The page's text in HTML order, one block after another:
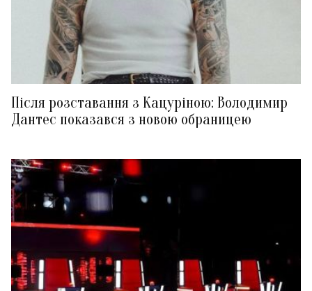
Після розставання з Кацуріною: Володимир
Дантес показався з новою обраницею